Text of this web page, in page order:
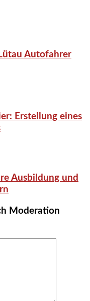
Autofahrer
Erstellung eines
Ausbildung und
Moderation